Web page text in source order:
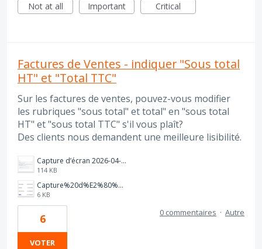
Not at all
Important Critical
Factures de Ventes - indiquer "Sous total
HT" et "Total TTC"
Sur les factures de ventes, pouvez-vous modifier
les rubriques "sous total" et total" en "sous total
HT" et "sous total TTC" s'il vous plaît?
Des clients nous demandent une meilleure lisibilité.
Capture d’écran 2026-04-17 à 12.28.44.png
114 KB
Capture%20d%E2%80%99%C3%A9cran%202026-04-14%20102517.png
6 KB
6
VOTER
0 commentaires · Autre